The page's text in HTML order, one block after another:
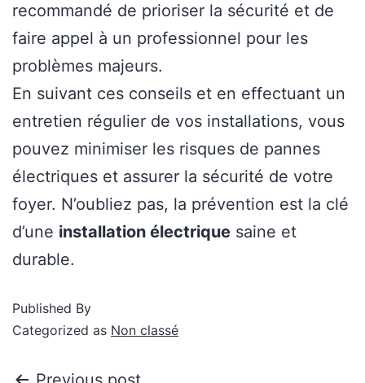
recommandé de prioriser la sécurité et de
faire appel à un professionnel pour les
problèmes majeurs.
En suivant ces conseils et en effectuant un
entretien régulier de vos installations, vous
pouvez minimiser les risques de pannes
électriques et assurer la sécurité de votre
foyer. N’oubliez pas, la prévention est la clé
d’une installation électrique saine et
durable.
Published By
Categorized as Non classé